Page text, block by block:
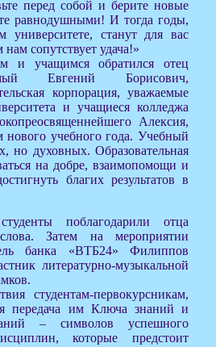
перед собой и берите новые
равнодушными! И тогда годы,
университете, станут для вас
сопутствует удача!»
и учащимся обратился отец
Евгений Борисович,
корпорация, уважаемые
и учащиеся колледжа
Алексия,
нового учебного года. Учебный
но духовных. Образовательная
на добре, взаимопомощи и
благих результатов в
поблагодарили отца
Затем на мероприятии
банка «ВТБ24» Филиппов
литературно-музыкальной
студентам-первокурсникам,
передача им Ключа знаний и
– символов успешного
которые предстоит